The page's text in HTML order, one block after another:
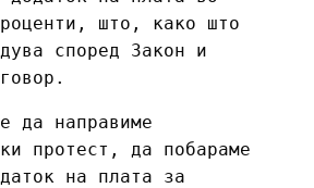
што, како што
според Закон и
да направиме
протест, да побараме
на плата за